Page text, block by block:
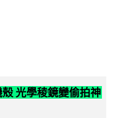
光學稜鏡變偷拍神